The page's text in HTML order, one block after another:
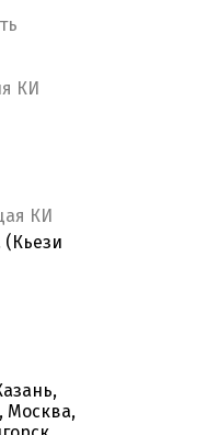
КИ
КИ
(Кьези
Москва,